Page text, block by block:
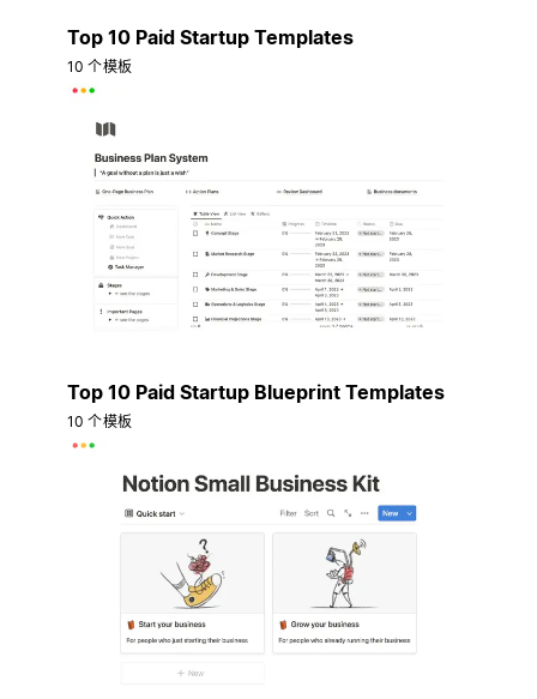
Top 10 Paid Startup Templates
10 个模板
Top 10 Paid Startup Blueprint Templates
10 个模板